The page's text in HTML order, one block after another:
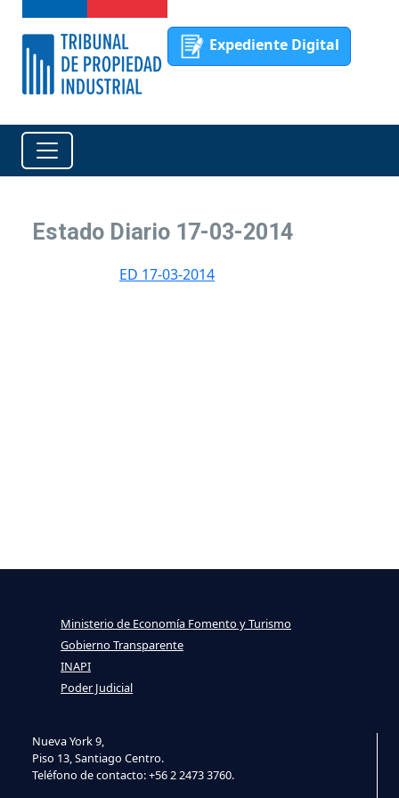
Expediente Digital
Estado Diario 17-03-2014
ED 17-03-2014
Nueva York 9,
Piso 13, Santiago Centro.
Teléfono de contacto: +56 2 2473 3760.
Ministerio de Economía Fomento y Turismo
Gobierno Transparente
INAPI
Poder Judicial